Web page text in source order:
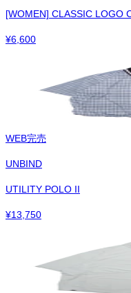
[WOMEN] CLASSIC LOGO
¥6,600
WEB完売
UNBIND
UTILITY POLO II
¥13,750